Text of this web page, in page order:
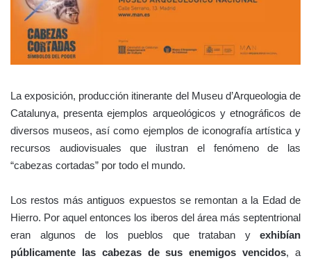
La exposición, producción itinerante del Museu d’Arqueologia de
Catalunya, presenta ejemplos arqueológicos y etnográficos de
diversos museos, así como ejemplos de iconografía artística y
recursos audiovisuales que ilustran el fenómeno de las
“cabezas cortadas” por todo el mundo.
Los restos más antiguos expuestos se remontan a la Edad de
Hierro. Por aquel entonces los iberos del área más septentrional
eran algunos de los pueblos que trataban y exhibían
públicamente las cabezas de sus enemigos vencidos, a